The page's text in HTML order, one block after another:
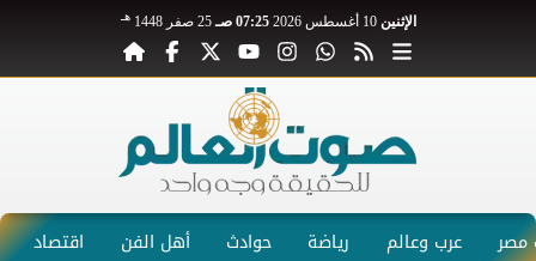
الإثنين 10 أغسطس 2026 07:25 صـ 25 صفر 1448 هـ
عرب وعالم رياضة حوادث أهل الفن اقتصاد